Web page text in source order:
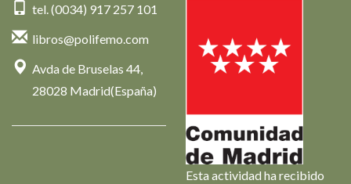
tel. (0034) 917 257 101
libros@polifemo.com
Avda de Bruselas 44,
28028 Madrid(España)
Esta actividad ha recibido